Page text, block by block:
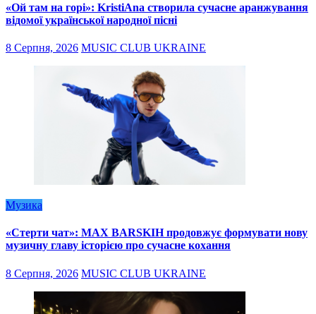
«Ой там на горі»: KristiAna створила сучасне аранжування
відомої української народної пісні
8 Серпня, 2026 MUSIC CLUB UKRAINE
Музика
«Стерти чат»: MAX BARSKIH продовжує формувати нову
музичну главу історією про сучасне кохання
8 Серпня, 2026 MUSIC CLUB UKRAINE